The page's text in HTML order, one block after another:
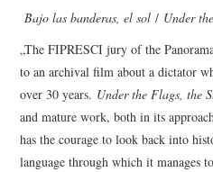
Bajo las banderas, el sol/ Under
„The FIPRESCI jury of the
to an archival film about a dictator
over 30 years. Under the Flags, the
and mature work, both in its
has the courage to look back into
language through which it manages